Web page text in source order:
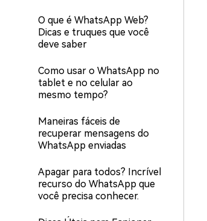
O que é WhatsApp Web?
Dicas e truques que você
deve saber
Como usar o WhatsApp no ​​
tablet e no celular ao
mesmo tempo?
Maneiras fáceis de
recuperar mensagens do
WhatsApp enviadas
Apagar para todos? Incrível
recurso do WhatsApp que
você precisa conhecer.